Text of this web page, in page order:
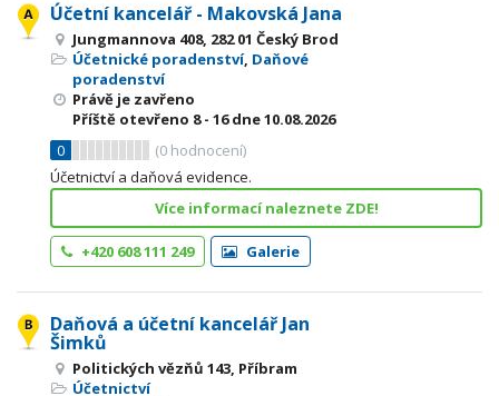
Účetní kancelář - Makovská Jana
Jungmannova 408, 282 01 Český Brod
Účetnické poradenství, Daňové
poradenství
Právě je zavřeno
Příště otevřeno 8 - 16dne 10.08.2026
0
(0 hodnocení)
Účetnictví a daňová evidence.
Více informací naleznete ZDE!
+420 608 111 249 Galerie
Daňová a účetní kancelář Jan
Šimků
Politických vězňů 143, Příbram
Účetnictví